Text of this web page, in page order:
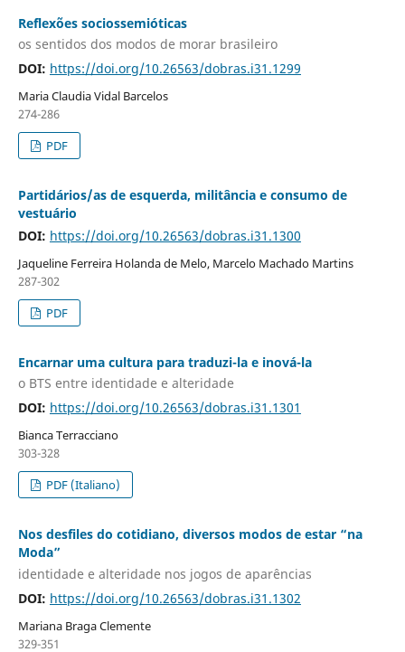
Reflexões sociossemióticas
os sentidos dos modos de morar brasileiro
DOI: https://doi.org/10.26563/dobras.i31.1299
Maria Claudia Vidal Barcelos
274-286
PDF
Partidários/as de esquerda, militância e consumo de
vestuário
DOI: https://doi.org/10.26563/dobras.i31.1300
Jaqueline Ferreira Holanda de Melo, Marcelo Machado Martins
287-302
PDF
Encarnar uma cultura para traduzi-la e inová-la
o BTS entre identidade e alteridade
DOI: https://doi.org/10.26563/dobras.i31.1301
Bianca Terracciano
303-328
PDF (Italiano)
Nos desfiles do cotidiano, diversos modos de estar “na
Moda”
identidade e alteridade nos jogos de aparências
DOI: https://doi.org/10.26563/dobras.i31.1302
Mariana Braga Clemente
329-351